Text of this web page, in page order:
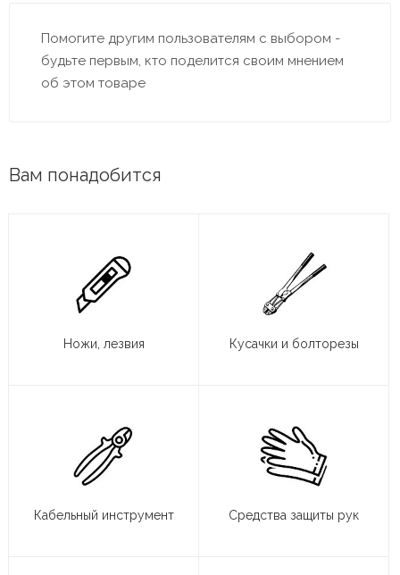
Помогите другим пользователям с выбором -
будьте первым, кто поделится своим мнением
об этом товаре
Вам понадобится
Ножи, лезвия Кусачки и болторезы
Кабельный инструмент Средства защиты рук